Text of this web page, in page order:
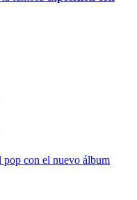
pop con el nuevo álbum